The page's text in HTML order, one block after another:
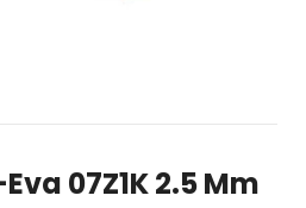
07Z1K 2.5 Mm